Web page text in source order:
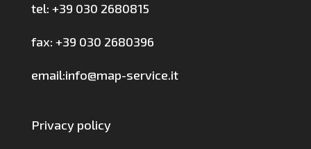
tel: +39 030 2680815
fax: +39 030 2680396
email:info@map-service.it
Privacy policy